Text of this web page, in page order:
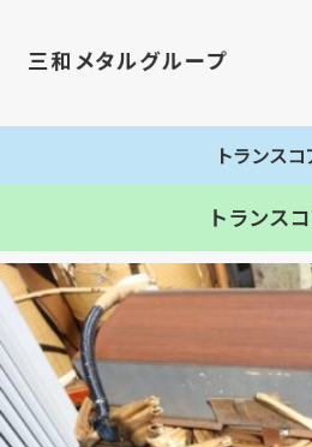
トランスコ
トランス